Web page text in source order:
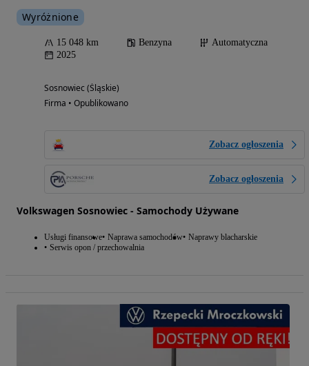
Wyróżnione
15 048 km Benzyna
Automatyczna
2025
Sosnowiec (Śląskie)
Firma • Opublikowano
Zobacz ogłoszenia
Zobacz ogłoszenia
Volkswagen Sosnowiec - Samochody Używane
Usługi finansowe Naprawa samochodów Naprawy blacharskie
Serwis opon / przechowalnia